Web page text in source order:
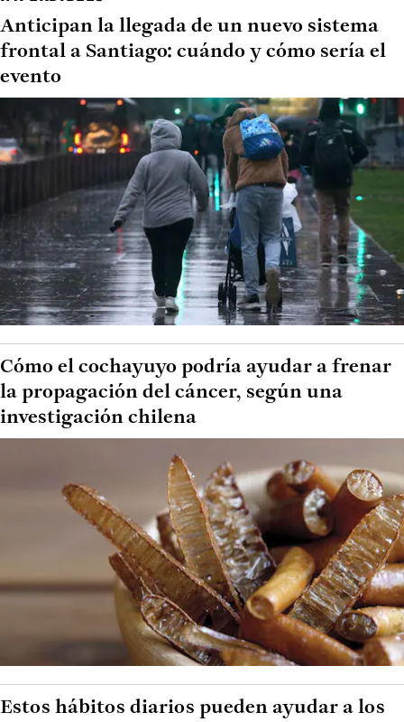
Anticipan la llegada de un nuevo sistema
frontal a Santiago: cuándo y cómo sería el
evento
Cómo el cochayuyo podría ayudar a frenar
la propagación del cáncer, según una
investigación chilena
Estos hábitos diarios pueden ayudar a los